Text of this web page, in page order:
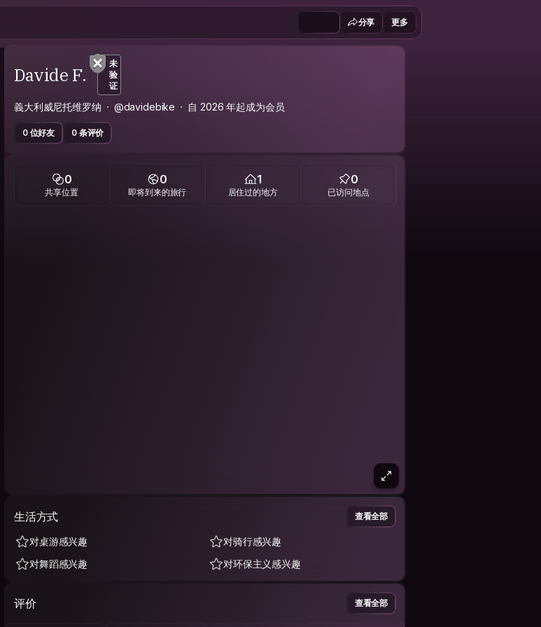
分享 更多
Davide F.
未
验
证
義大利威尼托维罗纳 @davidebike 自 2026 年起成为会员
0 位好友 0 条评价
0
共享位置
0
即将到来的旅行
1
居住过的地方
0
已访问地点
生活方式 查看全部
对桌游感兴趣
对骑行感兴趣
对舞蹈感兴趣
对环保主义感兴趣
评价 查看全部